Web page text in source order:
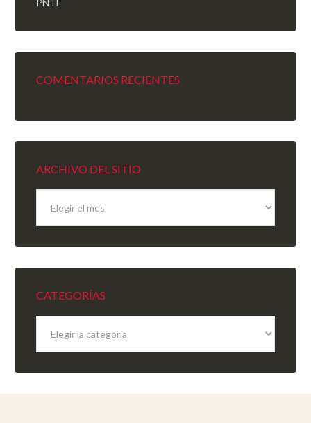
PNTE
COMENTARIOS RECIENTES
ARCHIVO DEL SITIO
sitio
CATEGORÍAS